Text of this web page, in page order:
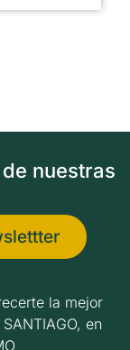
nuestras
la mejor
en